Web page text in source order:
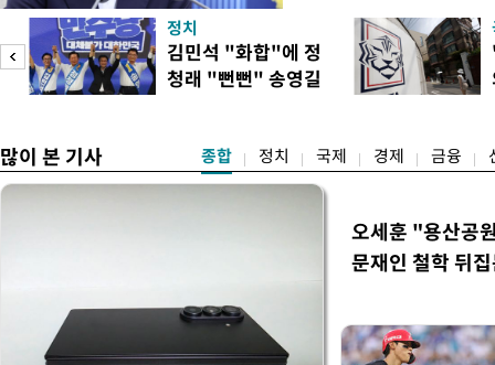
하는 제도가 있을 경우 편
다. 이 대통령은 이날 오후
로 찾은 결혼 페널티 22개'
이 대통령은 "결혼으로 인
정치
김민석 "화합"에 정
청래 "뻔뻔" 송영길
많이 본 기사 종합 정치 국제 경제 금융
오세훈 "용산공
문재인 철학 뒤